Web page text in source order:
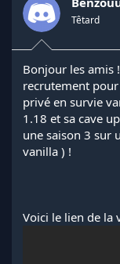
e
u
d
e
l
a
d
i
s
i
d
é
t
Têtard
Bonjour les amis
recrutement pour
privé en survie
1.18 et sa cave
une saison 3 sur
vanilla ) !
Voici le lien de la